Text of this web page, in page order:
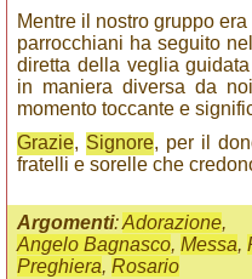
Mentre il nostro gruppo
parrocchiani ha seguito
diretta della veglia guidata
in maniera diversa da
momento toccante e
Grazie, Signore, per il
fratelli e sorelle che
Argomenti:Adorazione,
Angelo Bagnasco, Messa,
Preghiera, Rosario